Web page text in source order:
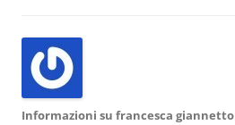
k
Informazioni su francesca giannetto